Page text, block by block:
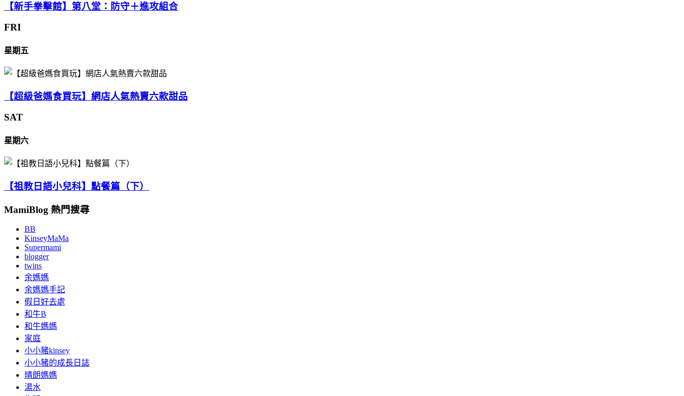
【新手拳擊館】第八堂：防守＋進攻組合
FRI
星期五
【超級爸媽食買玩】網店人氣熱賣六款甜品
SAT
星期六
【祖教日語小兒科】點餐篇（下）
MamiBlog 熱門搜尋
BB
KinseyMaMa
Supermami
blogger
twins
余媽媽
余媽媽手記
假日好去處
和牛B
和牛媽媽
家庭
小小豬kinsey
小小豬的成長日誌
晴朗媽媽
湯水